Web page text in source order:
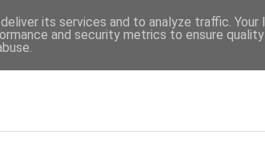
its services and to analyze traffic. Your
and security metrics to ensure